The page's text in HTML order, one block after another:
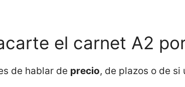
el carnet A2
de hablar de precio, de plazos o de si